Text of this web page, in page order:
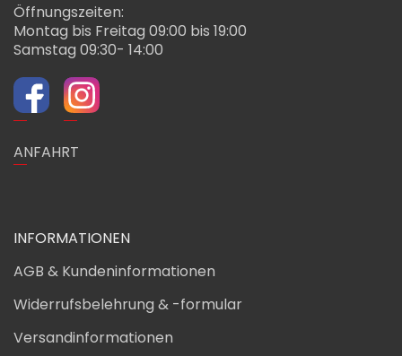
Öffnungszeiten:
Montag bis Freitag 09:00 bis 19:00
Samstag 09:30- 14:00
ANFAHRT
INFORMATIONEN
AGB & Kundeninformationen
Widerrufsbelehrung & -formular
Versandinformationen